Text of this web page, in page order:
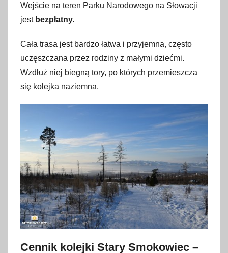
Wejście na teren Parku Narodowego na Słowacji
jestbezpłatny.
Cała trasa jest bardzo łatwa i przyjemna, często
uczęszczana przez rodziny z małymi dziećmi.
Wzdłuż niej biegną tory, po których przemieszcza
się kolejka naziemna.
Cennik kolejki Stary Smokowiec –